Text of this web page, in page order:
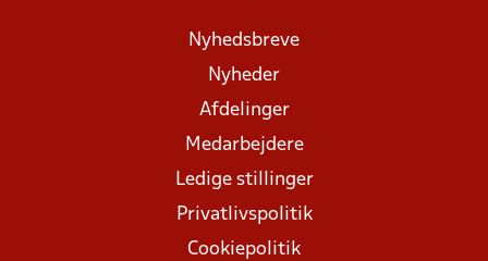
Nyhedsbreve
Nyheder
Afdelinger
Medarbejdere
Ledige stillinger
Privatlivspolitik
Cookiepolitik